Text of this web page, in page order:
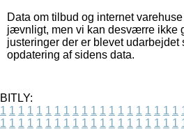
Data om tilbud og internet
jævnligt, men vi kan desværre ikke
justeringer der er blevet udarbejdet
opdatering af sidens data.
BITLY:
1 1 1 1 1 1 1 1 1 1 1 1 1 1 1 1 1 1 1 1
1 1 1 1 1 1 1 1 1 1 1 1 1 1 1 1 1 1 1 1